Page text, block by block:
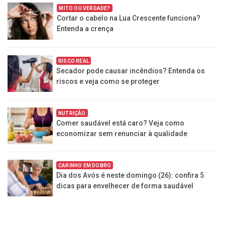
MITO OU VERDADE?
Cortar o cabelo na Lua Crescente funciona?
Entenda a crença
RISCO REAL
Secador pode causar incêndios? Entenda os
riscos e veja como se proteger
NUTRIÇÃO
Comer saudável está caro? Veja como
economizar sem renunciar à qualidade
CARINHO EM DOBRO
Dia dos Avós é neste domingo (26): confira 5
dicas para envelhecer de forma saudável